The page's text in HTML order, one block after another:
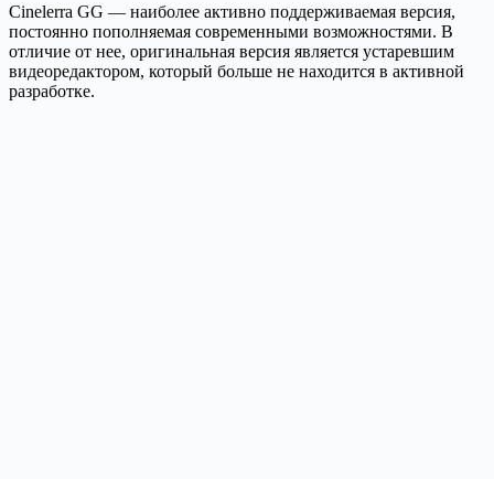
Cinelerra GG — наиболее активно поддерживаемая версия,
постоянно пополняемая современными возможностями. В
отличие от нее, оригинальная версия является устаревшим
видеоредактором, который больше не находится в активной
разработке.